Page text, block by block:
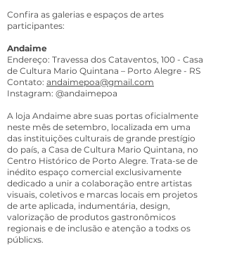
Confira as galerias e espaços de artes
participantes:
Andaime
Endereço: Travessa dos Cataventos, 100 - Casa
de Cultura Mario Quintana – Porto Alegre - RS
Contato: andaimepoa@gmail.com
Instagram: @andaimepoa
A loja Andaime abre suas portas oficialmente
neste mês de setembro, localizada em uma
das instituições culturais de grande prestígio
do país, a Casa de Cultura Mario Quintana, no
Centro Histórico de Porto Alegre. Trata-se de
inédito espaço comercial exclusivamente
dedicado a unir a colaboração entre artistas
visuais, coletivos e marcas locais em projetos
de arte aplicada, indumentária, design,
valorização de produtos gastronômicos
regionais e de inclusão e atenção a todxs os
públicxs.